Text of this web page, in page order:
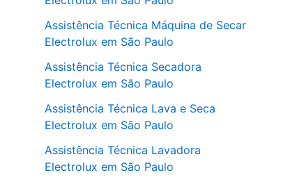
Assistência Técnica Máquina de Secar
Electrolux em São Paulo
Assistência Técnica Secadora
Electrolux em São Paulo
Assistência Técnica Lava e Seca
Electrolux em São Paulo
Assistência Técnica Lavadora
Electrolux em São Paulo